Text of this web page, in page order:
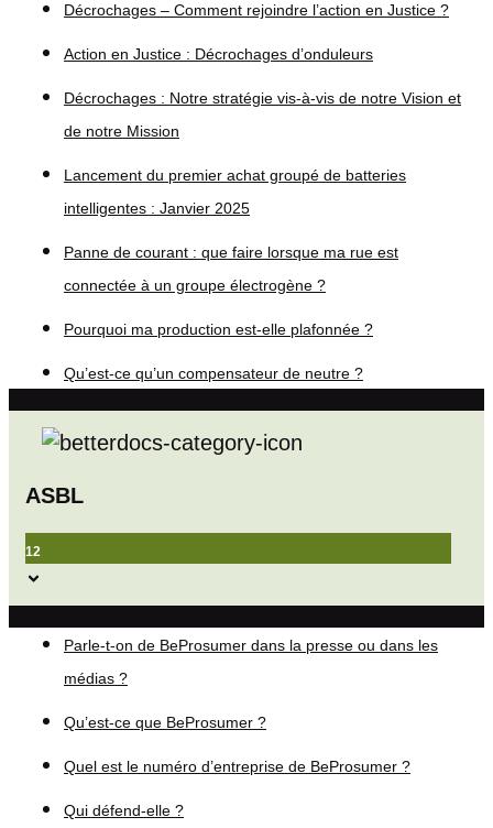
Décrochages – Comment rejoindre l’action en Justice ?
Action en Justice : Décrochages d’onduleurs
Décrochages : Notre stratégie vis-à-vis de notre Vision et
de notre Mission
Lancement du premier achat groupé de batteries
intelligentes : Janvier 2025
Panne de courant : que faire lorsque ma rue est
connectée à un groupe électrogène ?
Pourquoi ma production est-elle plafonnée ?
Qu’est-ce qu’un compensateur de neutre ?
ASBL
12
Parle-t-on de BeProsumer dans la presse ou dans les
médias ?
Qu’est-ce que BeProsumer ?
Quel est le numéro d’entreprise de BeProsumer ?
Qui défend-elle ?